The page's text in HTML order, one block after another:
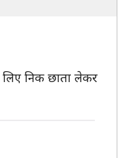
लिए निक छाता लेकर